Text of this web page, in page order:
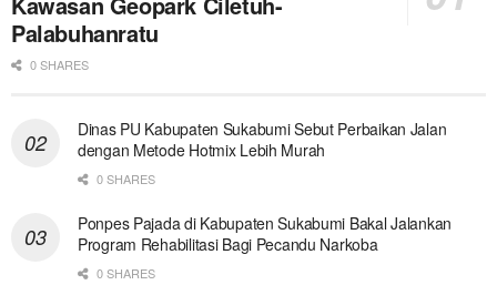
Palabuhanratu
0 SHARES
Dinas PU Kabupaten Sukabumi Sebut Perbaikan Jalan
dengan Metode Hotmix Lebih Murah
0 SHARES
Ponpes Pajada di Kabupaten Sukabumi Bakal Jalankan
Program Rehabilitasi Bagi Pecandu Narkoba
0 SHARES